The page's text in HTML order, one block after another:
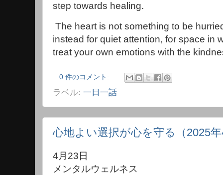
step towards healing.
The heart is not something to be
instead for quiet attention, for space in
treat your own emotions with the
0 件のコメント:
ラベル: 一日一話
心地よい選択が心を守る（2025
4月23日
メンタルウェルネス